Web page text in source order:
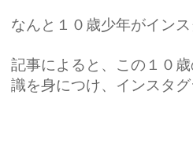
なんと１０歳少年がイン
記事によると、この１０
識を身につけ、インスタ